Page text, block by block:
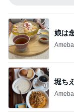
娘は
堀ち